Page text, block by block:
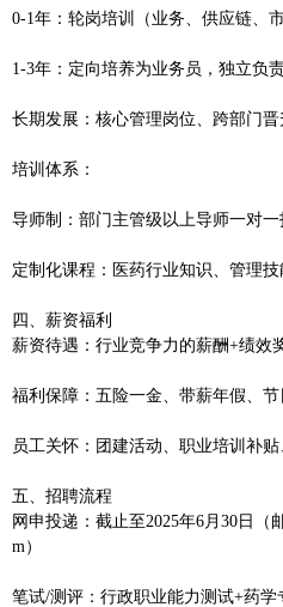
0-1年‌：轮岗培训（业务、供应链、
‌1-3年‌：定向培养为业务员，独立负责
长期发展‌：核心管理岗位、跨部门晋
‌培训体系‌：
导师制：部门主管级以上导师一对一
定制化课程：医药行业知识、管理技
‌四、薪资福利‌
薪资待遇‌：行业竞争力的薪酬+绩效
福利保障‌：五险一金、带薪年假、节
员工关怀‌：团建活动、职业培训补贴
‌五、招聘流程‌
网申投递‌：截止至2025年6月30日（
m）
笔试/测评‌：行政职业能力测试+药学